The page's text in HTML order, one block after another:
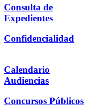
Consulta de
Expedientes
Confidencialidad
Calendario
Audiencias
Concursos Públicos